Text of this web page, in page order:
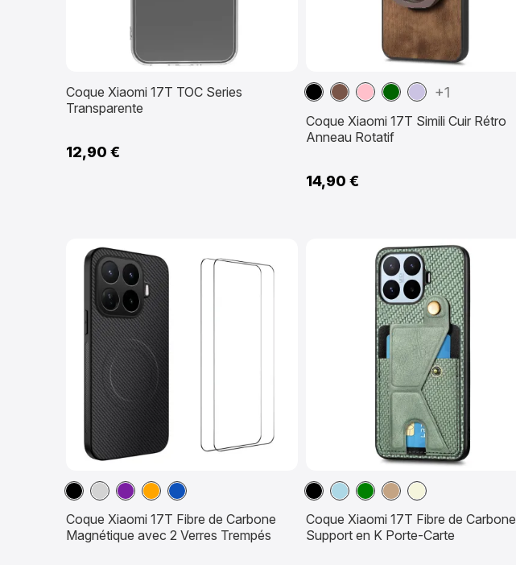
Coque Xiaomi 17T TOC Series
Transparente
12,90 €
NoirMarron
RoseVertViolet
+1
Coque Xiaomi 17T Simili Cuir Rétro
Anneau Rotatif
14,90 €
NoirGrisVioletOrangeSapphire
Coque Xiaomi 17T Fibre de Carbone
Magnétique avec 2 Verres Trempés
NoirBleuVertMarron
Beige
Coque Xiaomi 17T Fibre de Carbone
Support en K Porte-Carte